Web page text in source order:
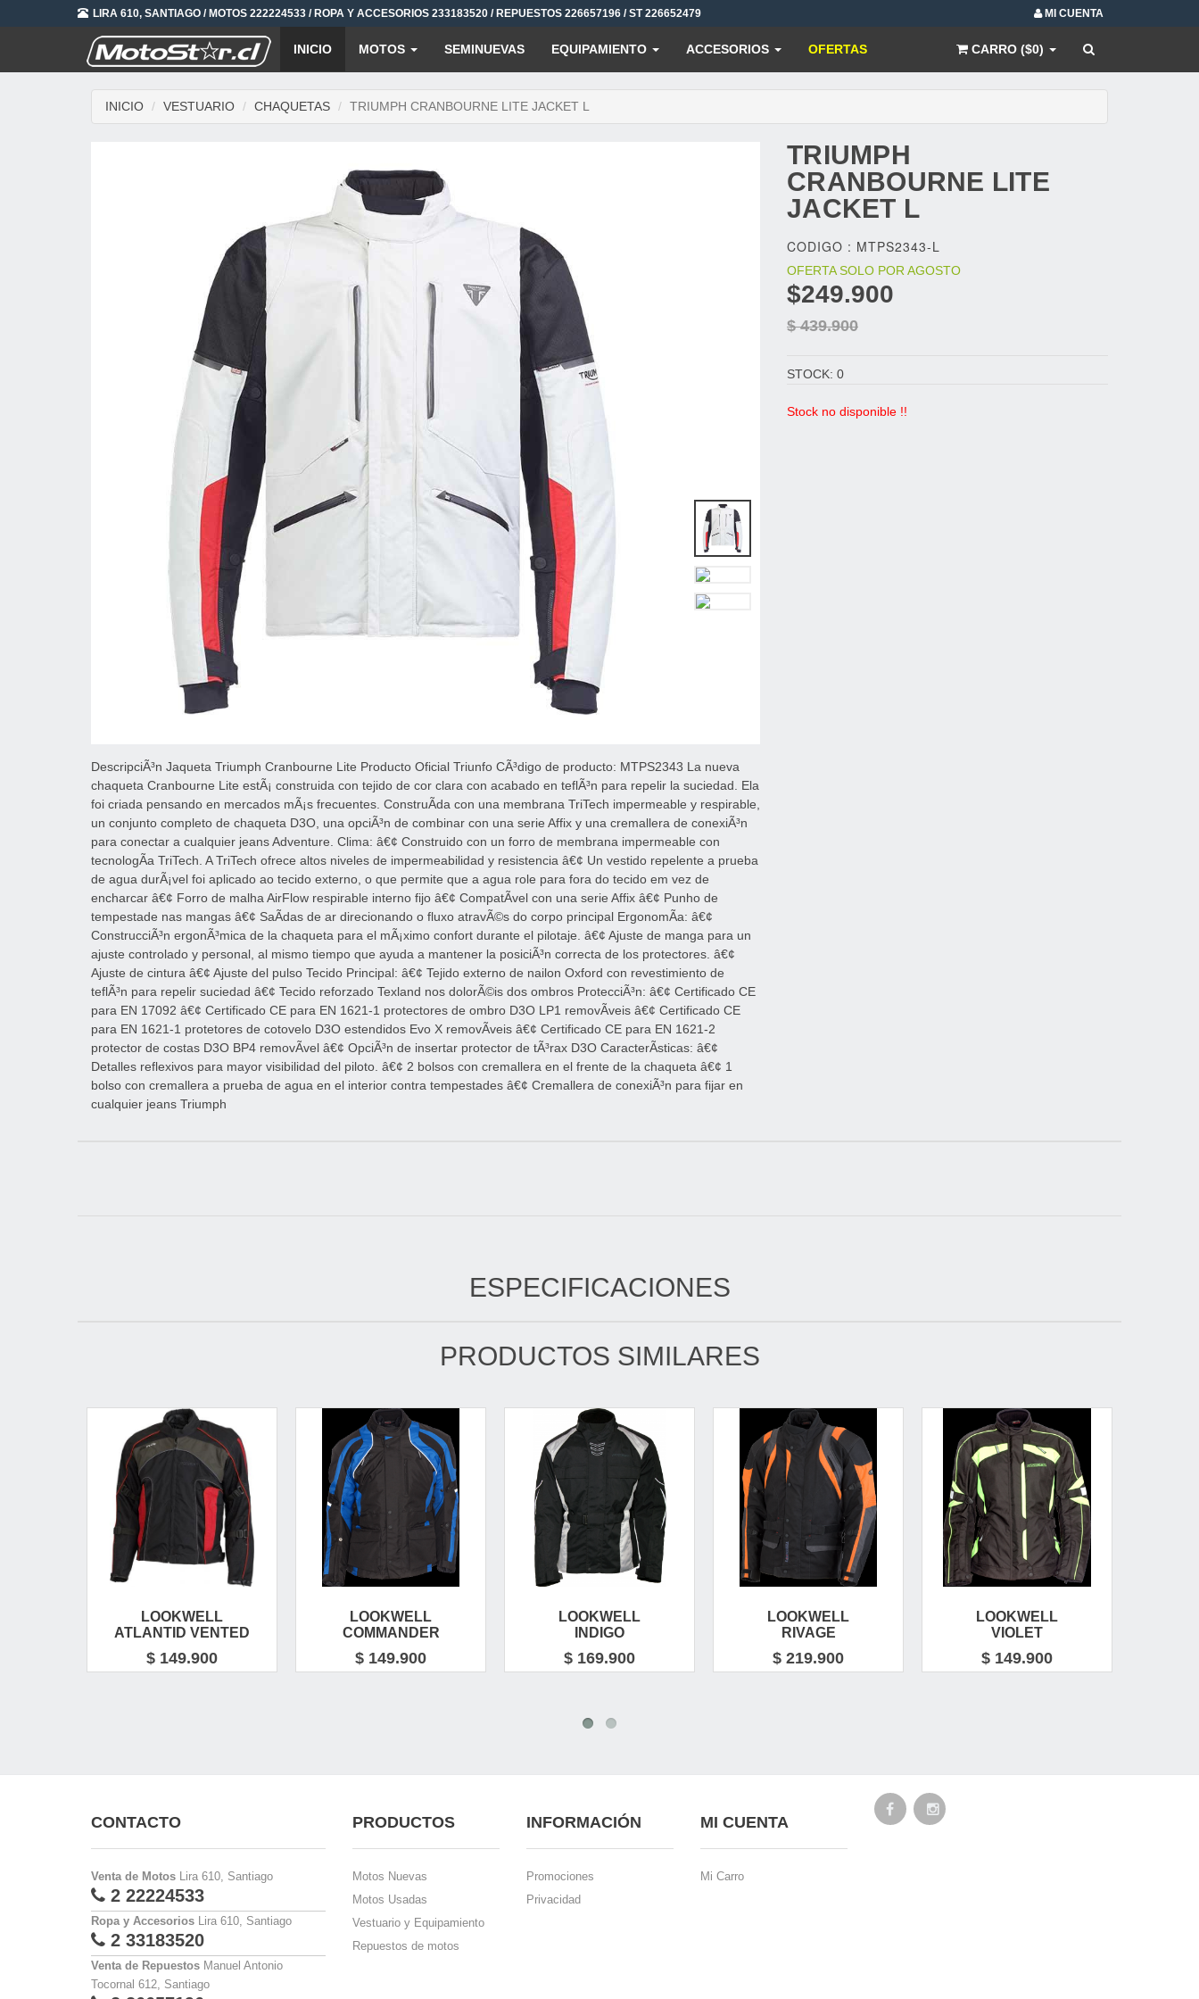
LIRA 610, SANTIAGO / MOTOS 222224533 / ROPA Y ACCESORIOS 233183520 / REPUESTOS 226657196 / ST 226652479 MI CUENTA
INICIO MOTOS SEMINUEVAS EQUIPAMIENTO ACCESORIOS OFERTAS CARRO ($0)
INICIO VESTUARIO CHAQUETAS TRIUMPH CRANBOURNE LITE JACKET L
DescripciÃ³n Jaqueta Triumph Cranbourne Lite Producto Oficial Triunfo CÃ³digo de producto: MTPS2343 La nueva
chaqueta Cranbourne Lite estÃ¡ construida con tejido de cor clara con acabado en teflÃ³n para repelir la suciedad. Ela
foi criada pensando en mercados mÃ¡s frecuentes. ConstruÃ­da con una membrana TriTech impermeable y respirable,
un conjunto completo de chaqueta D3O, una opciÃ³n de combinar con una serie Affix y una cremallera de conexiÃ³n
para conectar a cualquier jeans Adventure. Clima: â€¢ Construido con un forro de membrana impermeable con
tecnologÃ­a TriTech. A TriTech ofrece altos niveles de impermeabilidad y resistencia â€¢ Un vestido repelente a prueba
de agua durÃ¡vel foi aplicado ao tecido externo, o que permite que a agua role para fora do tecido em vez de
encharcar â€¢ Forro de malha AirFlow respirable interno fijo â€¢ CompatÃ­vel con una serie Affix â€¢ Punho de
tempestade nas mangas â€¢ SaÃ­das de ar direcionando o fluxo atravÃ©s do corpo principal ErgonomÃ­a: â€¢
ConstrucciÃ³n ergonÃ³mica de la chaqueta para el mÃ¡ximo confort durante el pilotaje. â€¢ Ajuste de manga para un
ajuste controlado y personal, al mismo tiempo que ayuda a mantener la posiciÃ³n correcta de los protectores. â€¢
Ajuste de cintura â€¢ Ajuste del pulso Tecido Principal: â€¢ Tejido externo de nailon Oxford con revestimiento de
teflÃ³n para repelir suciedad â€¢ Tecido reforzado Texland nos dolorÃ©is dos ombros ProtecciÃ³n: â€¢ Certificado CE
para EN 17092 â€¢ Certificado CE para EN 1621-1 protectores de ombro D3O LP1 removÃ­veis â€¢ Certificado CE
para EN 1621-1 protetores de cotovelo D3O estendidos Evo X removÃ­veis â€¢ Certificado CE para EN 1621-2
protector de costas D3O BP4 removÃ­vel â€¢ OpciÃ³n de insertar protector de tÃ³rax D3O CaracterÃ­sticas: â€¢
Detalles reflexivos para mayor visibilidad del piloto. â€¢ 2 bolsos con cremallera en el frente de la chaqueta â€¢ 1
bolso con cremallera a prueba de agua en el interior contra tempestades â€¢ Cremallera de conexiÃ³n para fijar en
cualquier jeans Triumph
TRIUMPH
CRANBOURNE LITE
JACKET L
CODIGO : MTPS2343-L
OFERTA SOLO POR AGOSTO
$249.900
$ 439.900
STOCK: 0
Stock no disponible !!
ESPECIFICACIONES
PRODUCTOS SIMILARES
LOOKWELL
ATLANTID VENTED
$ 149.900
LOOKWELL
COMMANDER
$ 149.900
LOOKWELL
INDIGO
$ 169.900
LOOKWELL
RIVAGE
$ 219.900
LOOKWELL
VIOLET
$ 149.900
CONTACTO
Venta de Motos Lira 610, Santiago
2 22224533
Ropa y Accesorios Lira 610, Santiago
2 33183520
Venta de Repuestos Manuel Antonio
Tocornal 612, Santiago
PRODUCTOS
Motos Nuevas
Motos Usadas
Vestuario y Equipamiento
Repuestos de motos
INFORMACIÓN
Promociones
Privacidad
MI CUENTA
Mi Carro